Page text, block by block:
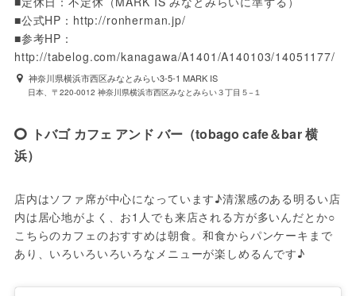
■公式HP：http://ronherman.jp/
■参考HP：
http://tabelog.com/kanagawa/A1401/A140103/14051177/
神奈川県横浜市西区みなとみらい3-5-1 MARK IS
日本、〒220-0012 神奈川県横浜市西区みなとみらい３丁目５−１
トバゴ カフェ アンド バー（tobago cafe＆bar 横
浜）
店内はソファ席が中心になっています♪清潔感のある明るい店
内は居心地がよく、お1人でも来店される方が多いんだとか○
こちらのカフェのおすすめは朝食。和食からパンケーキまで
あり、いろいろいろいろなメニューが楽しめるんです♪